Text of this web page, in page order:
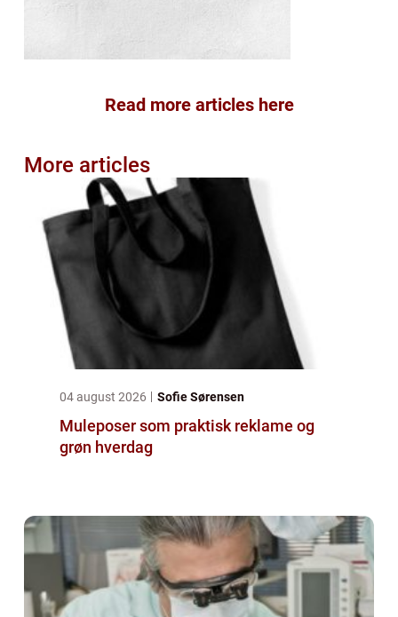
Read more articles here
More articles
04 august 2026 Sofie Sørensen
Muleposer som praktisk reklame og
grøn hverdag